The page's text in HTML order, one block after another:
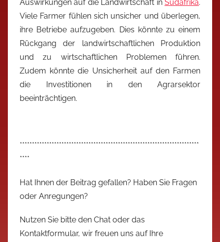
Auswirkungen auf die Landwirtschaft in Südafrika.
Viele Farmer fühlen sich unsicher und überlegen,
ihre Betriebe aufzugeben. Dies könnte zu einem
Rückgang der landwirtschaftlichen Produktion
und zu wirtschaftlichen Problemen führen.
Zudem könnte die Unsicherheit auf den Farmen
die Investitionen in den Agrarsektor
beeinträchtigen.
*************************************************************************
****
Hat Ihnen der Beitrag gefallen? Haben Sie Fragen
oder Anregungen?
Nutzen Sie bitte den Chat oder das
Kontaktformular, wir freuen uns auf Ihre